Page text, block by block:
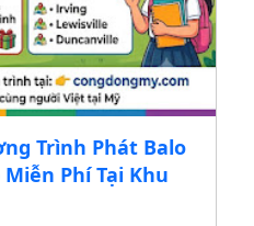
MẪU MISSOURI